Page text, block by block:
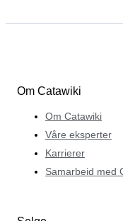
Om Catawiki
Om Catawiki
Våre eksperter
Karrierer
Samarbeid med